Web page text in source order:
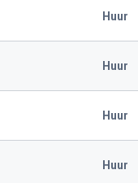
Huur
Huur
Huur
Huur